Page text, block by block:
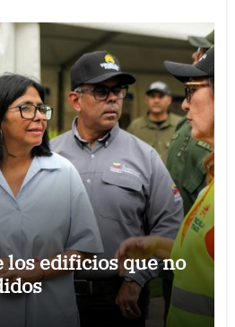
los edificios que no